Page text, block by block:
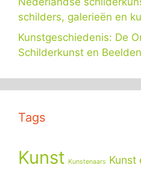
schilders, galerieën en
Kunstgeschiedenis: De
Schilderkunst en
Tags
Kunst Kunstenaars Kunst